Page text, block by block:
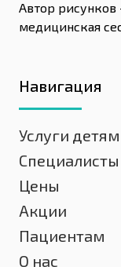
Автор рисунков
медицинская
Навигация
Услуги детям
Специалисты
Цены
Акции
Пациентам
О нас